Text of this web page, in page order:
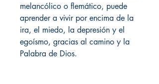
melancólico o flemático, puede
aprender a vivir por encima de la
ira, el miedo, la depresión y el
egoísmo, gracias al camino y la
Palabra de Dios.